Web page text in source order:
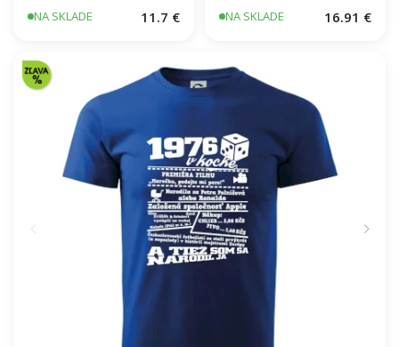
NA SKLADE 11.7 € NA SKLADE 16.91 €